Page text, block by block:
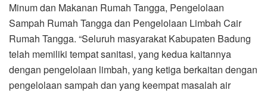
Minum dan Makanan Rumah Tangga, Pengelolaan
Sampah Rumah Tangga dan Pengelolaan Limbah Cair
Rumah Tangga. “Seluruh masyarakat Kabupaten Badung
telah memiliki tempat sanitasi, yang kedua kaitannya
dengan pengelolaan limbah, yang ketiga berkaitan dengan
pengelolaan sampah dan yang keempat masalah air